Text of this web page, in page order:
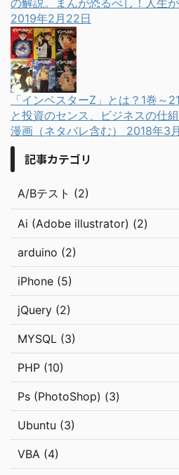
の解説。まんが恐るべし！人生
2019年2月22日
「インベスターZ」とは？1巻～
と投資のセンス、ビジネスの仕
漫画（ネタバレ含む） 2018年3
記事カテゴリ
A/Bテスト (2)
Ai (Adobe illustrator) (2)
arduino (2)
iPhone (5)
jQuery (2)
MYSQL (3)
PHP (10)
Ps (PhotoShop) (3)
Ubuntu (3)
VBA (4)